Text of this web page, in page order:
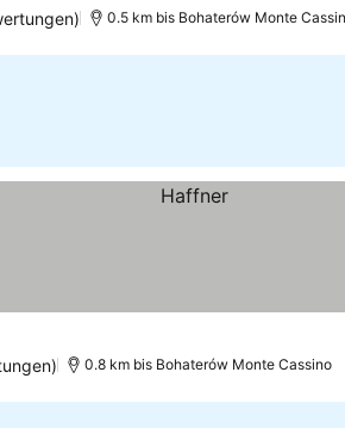
0.5 km bis Bohaterów Monte
0.8 km bis Bohaterów Monte Cassino